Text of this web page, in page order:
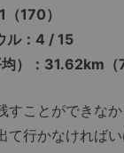
170）
ル：4 / 15
）：31.62km（
ことができな
て行かなければ